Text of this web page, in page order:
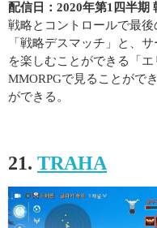
配信日：2020年第1四半期
戦略とコントロールで最
「戦略デスマッチ」と、
を楽しむことができる「
MMORPGで見ることがで
ができる。
21. TRAHA